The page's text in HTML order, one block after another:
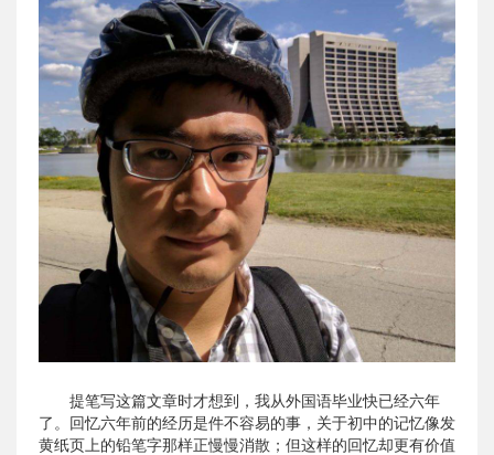
提笔写这篇文章时才想到，我从外国语毕业快已经六年
了。回忆六年前的经历是件不容易的事，关于初中的记忆像发
黄纸页上的铅笔字那样正慢慢消散；但这样的回忆却更有价值